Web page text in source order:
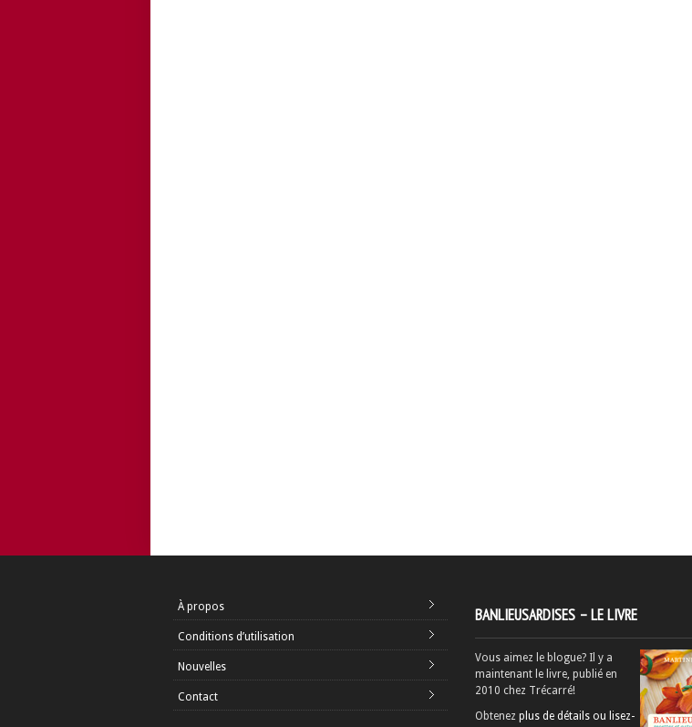
À propos
Conditions d’utilisation
Nouvelles
Contact
BANLIEUSARDISES – LE LIVRE
Vous aimez le blogue? Il y a
maintenant le livre, publié en
2010 chez Trécarré!
Obtenez plus de détails ou lisez-